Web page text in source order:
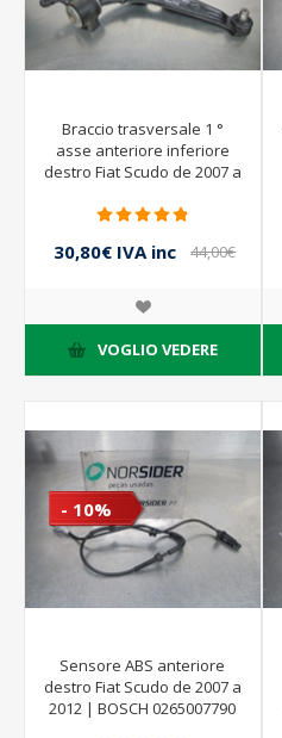
Braccio trasversale 1 °
asse anteriore inferiore
destro Fiat Scudo de 2007 a
30,80€ IVA inc
44,00€
VOGLIO VEDERE
- 10%
Sensore ABS anteriore
destro Fiat Scudo de 2007 a
2012 | BOSCH 0265007790